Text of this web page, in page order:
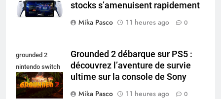
stocks s’amenuisent rapidement
Mika Pasco
11 heures ago 0
grounded 2
nintendo switch
2
Grounded 2 débarque sur PS5 :
découvrez l’aventure de survie
ultime sur la console de Sony
Mika Pasco
11 heures ago 0